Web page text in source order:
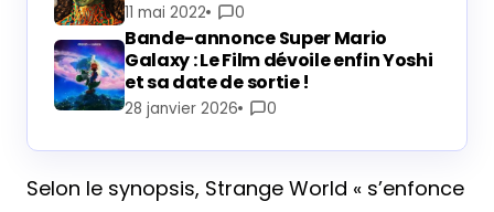
11 mai 2022 0
Bande-annonce Super Mario
Galaxy : Le Film dévoile enfin Yoshi
et sa date de sortie !
28 janvier 2026 0
Selon le synopsis, Strange World « s’enfonce